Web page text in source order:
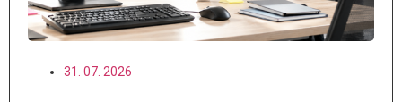
31. 07. 2026